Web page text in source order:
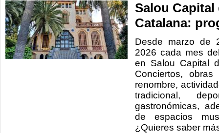
Salou
Catalana:
Desde marzo de
2026 cada mes
en Salou Capital
Conciertos,
renombre,
tradicional,
gastronómicas,
de espacios
¿Quieres saber